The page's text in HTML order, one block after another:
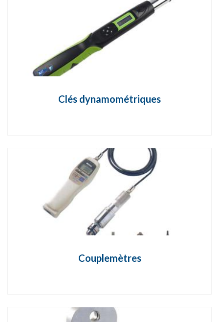
Clés dynamométriques
Couplemètres